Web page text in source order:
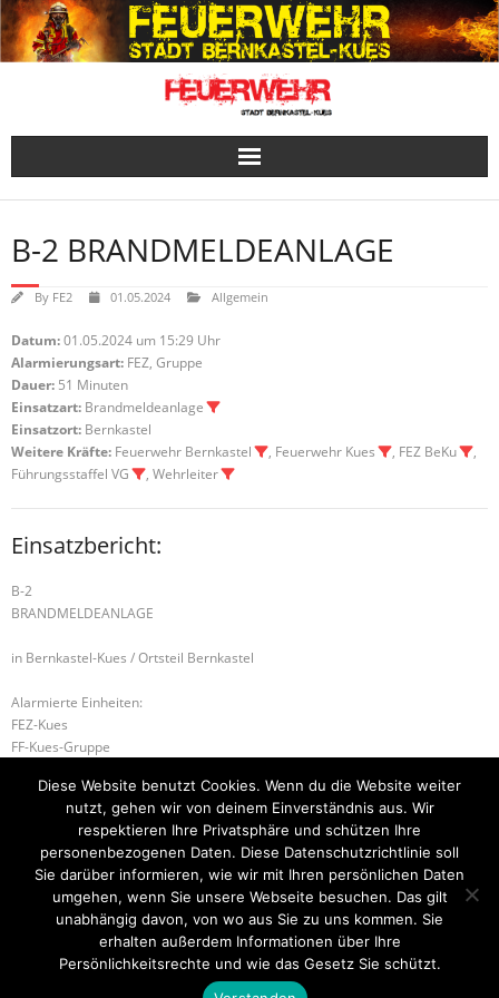
Skip
to
content
B-2 BRANDMELDEANLAGE
By FE2 01.05.2024 Allgemein
Datum:01.05.2024 um 15:29 Uhr
Alarmierungsart: FEZ, Gruppe
Dauer: 51 Minuten
Einsatzart: Brandmeldeanlage
Einsatzort: Bernkastel
Weitere Kräfte: Feuerwehr Bernkastel , Feuerwehr Kues , FEZ BeKu
,
Führungsstaffel VG
, Wehrleiter
Einsatzbericht:
B-2
BRANDMELDEANLAGE
in Bernkastel-Kues / Ortsteil Bernkastel
Alarmierte Einheiten:
FEZ-Kues
FF-Kues-Gruppe
Führungsstaffel-BeKu
H-1 TIERRETTUNG H-1 ABSICHERUNG
Startseite Einsätze Mitglied werden Über uns
Kontakt
Diese Website benutzt Cookies. Wenn du die Website weiter
nutzt, gehen wir von deinem Einverständnis aus. Wir
respektieren Ihre Privatsphäre und schützen Ihre
personenbezogenen Daten. Diese Datenschutzrichtlinie soll
Sie darüber informieren, wie wir mit Ihren persönlichen Daten
umgehen, wenn Sie unsere Webseite besuchen. Das gilt
unabhängig davon, von wo aus Sie zu uns kommen. Sie
erhalten außerdem Informationen über Ihre
Persönlichkeitsrechte und wie das Gesetz Sie schützt.